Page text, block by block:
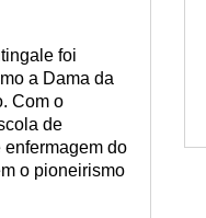
foi
a Dama da
Com o
de
do
o pioneirismo